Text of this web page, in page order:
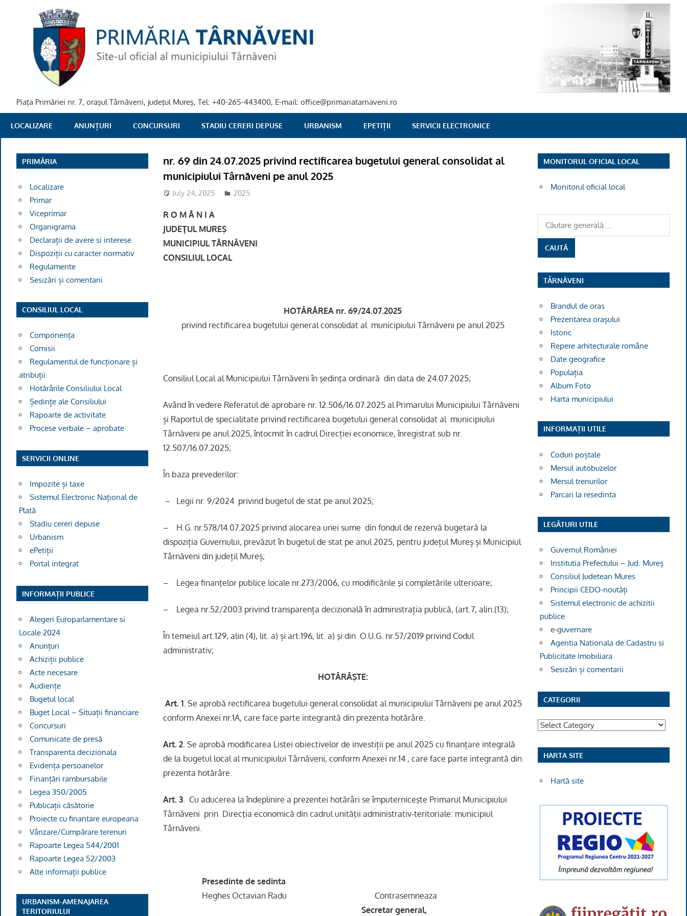
PRIMARIA
TARNAVENI
Piaţa Primăriei nr. 7, oraşul Târnăveni, judeţul Mureş, Tel: +40-265-443400, E-mail: office@primariatarnaveni.ro
LOCALIZARE ANUNȚURI CONCURSURI STADIU CERERI DEPUSE URBANISM EPETIȚII SERVICII ELECTRONICE
nr. 69 din 24.07.2025 privind rectificarea bugetului general consolidat al
municipiului Târnăveni pe anul 2025
July 24, 2025 adm-mmm
2025
R O M Â N I A
JUDEŢUL MUREŞ
MUNICIPIUL TÂRNĂVENI
CONSILIUL LOCAL
HOTĂRÂREA nr. 69/24.07.2025
privind rectificarea bugetului general consolidat al municipiului Târnăveni pe anul 2025
Consiliul Local al Municipiului Târnăveni în şedinţa ordinară din data de 24.07.2025;
Având în vedere Referatul de aprobare nr. 12.506/16.07.2025 al Primarului Municipiului Târnăveni
și Raportul de specialitate privind rectificarea bugetului general consolidat al municipiului
Târnăveni pe anul 2025, întocmit în cadrul Direcției economice, înregistrat sub nr.
12.507/16.07.2025;
În baza prevederilor:
– Legii nr. 9/2024 privind bugetul de stat pe anul 2025;
– H.G. nr.578/14.07.2025 privind alocarea unei sume din fondul de rezervă bugetară la
dispoziția Guvernului, prevăzut în bugetul de stat pe anul 2025, pentru județul Mureș și Municipiul
Târnăveni din județil Mureș;
– Legea finanţelor publice locale nr.273/2006, cu modificările şi completările ulterioare;
– Legea nr.52/2003 privind transparența decizională în administrația publică, (art.7, alin.(13);
În temeiul art.129, alin (4), lit. a) și art.196, lit. a) şi din O.U.G. nr.57/2019 privind Codul
administrativ;
HOTĂRĂŞTE:
Art. 1 . Se aprobă rectificarea bugetului general consolidat al municipiului Târnăveni pe anul 2025
conform Anexei nr.1A, care face parte integrantă din prezenta hotărâre.
Art. 2 . Se aprobă modificarea Listei obiectivelor de investiții pe anul 2025 cu finanțare integrală
de la bugetul local al municipiului Târnăveni, conform Anexei nr.14 , care face parte integrantă din
prezenta hotărâre.
Art. 3 . Cu aducerea la îndeplinire a prezentei hotărâri se împuterniceşte Primarul Municipiului
Târnăveni prin Direcţia economică din cadrul unităţii administrativ-teritoriale: municipiul
Târnăveni.
Presedinte de sedinta
Heghes Octavian Radu Contrasemneaza
Secretar general,
PRIMĂRIA
Localizare
Primar
Viceprimar
Organigrama
Declarații de avere si interese
Dispoziții cu caracter normativ
Regulamente
Sesizări și comentarii
CONSILIUL LOCAL
Componența
Comisii
Regulamentul de funcționare și
atribuții
Hotărârile Consiliului Local
Ședințe ale Consiliului
Rapoarte de activitate
Procese verbale – aprobate
SERVICII ONLINE
Impozite și taxe
Sistemul Electronic Național de
Plată
Stadiu cereri depuse
Urbanism
ePetiții
Portal integrat
INFORMAȚII PUBLICE
Alegeri Europarlamentare si
Locale 2024
Anunțuri
Achiziții publice
Acte necesare
Audiențe
Bugetul local
Buget Local – Situații financiare
Concursuri
Comunicate de presă
Transparenta decizionala
Evidența persoanelor
Finanțări rambursabile
Legea 350/2005
Publicații căsătorie
Proiecte cu finantare europeana
Vânzare/Cumpărare terenuri
Rapoarte Legea 544/2001
Rapoarte Legea 52/2003
Alte informații publice
URBANISM-AMENAJAREA
TERITORIULUI
MONITORUL OFICIAL LOCAL
Monitorul oficial local
TÂRNĂVENI
Brandul de oras
Prezentarea orașului
Istoric
Repere arhitecturale române
Date geografice
Populația
Album Foto
Harta municipiului
INFORMAȚII UTILE
Coduri poștale
Mersul autobuzelor
Mersul trenurilor
Parcari la resedinta
LEGĂTURI UTILE
Guvernul României
Institutia Prefectului – Jud. Mureș
Consiliul Judetean Mures
Principii CEDO-noutăți
Sistemul electronic de achizitii
publice
e-guvernare
Agentia Nationala de Cadastru si
Publicitate Imobiliara
Sesizări și comentarii
CATEGORII
Categorii
HARTA SITE
Hartă site